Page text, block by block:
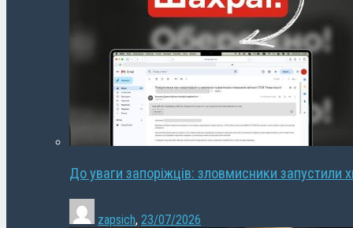
До уваги запоріжців: зловмисники запустили
zapsich, 23/07/2026